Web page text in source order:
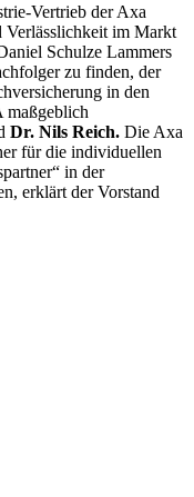
Vertrieb der Axa
Verlässlichkeit im Markt
Schulze Lammers
zu finden, der
in den
maßgeblich
Dr. Nils Reich. Die Axa
für die individuellen
in der
erklärt der Vorstand